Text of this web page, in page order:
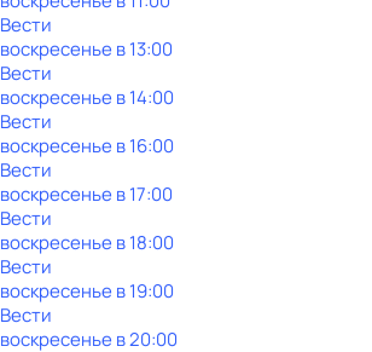
Вести
воскресенье в13:00
Вести
воскресенье в14:00
Вести
воскресенье в16:00
Вести
воскресенье в17:00
Вести
воскресенье в18:00
Вести
воскресенье в19:00
Вести
воскресенье в20:00